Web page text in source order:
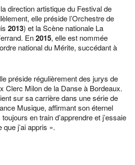
direction artistique du Festival de
elle préside l’Orchestre de
2013) et la Scène nationale La
En2015, elle est nommée
national du Mérite, succédant à
préside régulièrement des jurys de
Clerc Milon de la Danse à Bordeaux.
sur sa carrière dans une série de
Musique, affirmant son éternel
en train d’apprendre et j’essaie
j’ai appris ».